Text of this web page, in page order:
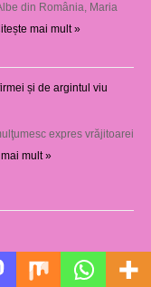
din România, Maria
mai mult »
și de argintul viu
expres vrăjitoarei
mult »
cookie-uri